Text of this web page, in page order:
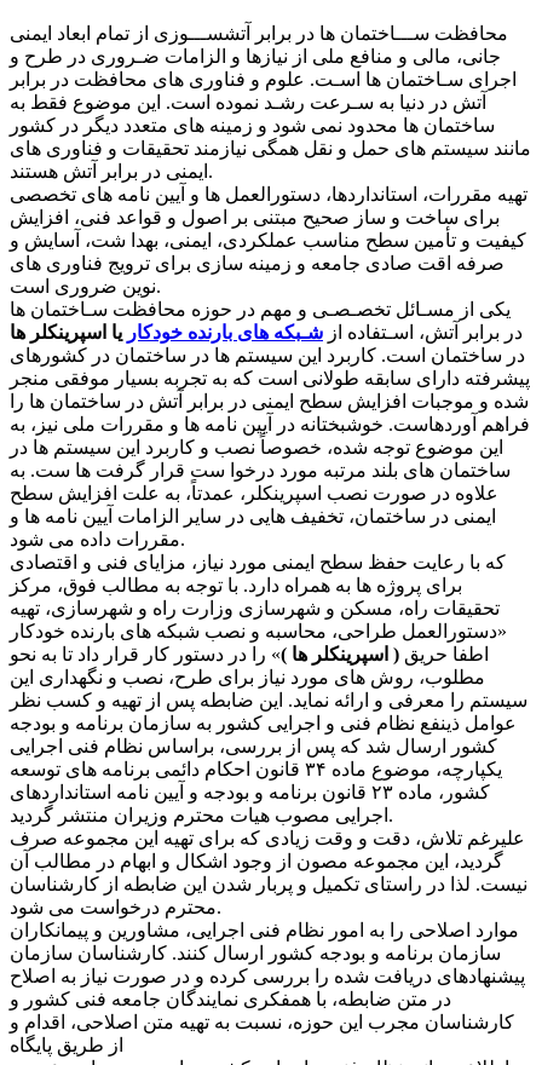
محافظت ســـاختمان ها در برابر آتشســـوزی از تمام ابعاد ایمنی
جانی، مالی و منافع ملی از نیازها و الزامات ضـروری در طرح و
اجرای سـاختمان ها اسـت. علوم و فناوری های محافظت در برابر
آتش در دنیا به سـرعت رشـد نموده است. این موضوع فقط به
ساختمان ها محدود نمی شود و زمینه های متعدد دیگر در کشور
مانند سیستم های حمل و نقل همگی نیازمند تحقیقات و فناوری های
ایمنی در برابر آتش هستند.
تهیه مقررات، استانداردها، دستورالعمل ها و آیین نامه های تخصصی
برای ساخت و ساز صحیح مبتنی بر اصول و قواعد فنی، افزایش
کیفیت و تأمین سطح مناسب عملکردی، ایمنی، بهدا شت، آسایش و
صرفه اقت صادی جامعه و زمینه سازی برای ترویج فناوری های
نوین ضروری است.
یکی از مسـائل تخصـصـی و مهم در حوزه محافظت سـاختمان ها
در برابر آتش، اسـتفاده از شـبکه های بارنده خودکار یا اسپرینکلر ها
در ساختمان است. کاربرد این سیستم ها در ساختمان در کشورهای
پیشرفته دارای سابقه طولانی است که به تجربه بسیار موفقی منجر
شده و موجبات افزایش سطح ایمنی در برابر آتش در ساختمان ها را
فراهم آوردهاست. خوشبختانه در آیین نامه ها و مقررات ملی نیز، به
این موضوع توجه شده، خصوصاً نصب و کاربرد این سیستم ها در
ساختمان های بلند مرتبه مورد درخوا ست قرار گرفت ها ست. به
علاوه در صورت نصب اسپرینکلر، عمدتاً، به علت افزایش سطح
ایمنی در ساختمان، تخفیف هایی در سایر الزامات آیین نامه ها و
مقررات داده می شود.
که با رعایت حفظ سطح ایمنی مورد نیاز، مزایای فنی و اقتصادی
برای پروژه ها به همراه دارد. با توجه به مطالب فوق، مرکز
تحقیقات راه، مسکن و شهرسازی وزارت راه و شهرسازی، تهیه
«دستورالعمل طراحی، محاسبه و نصب شبکه های بارنده خودکار
اطفا حریق ( اسپرینکلر ها )» را در دستور کار قرار داد تا به نحو
مطلوب، روش های مورد نیاز برای طرح، نصب و نگهداری این
سیستم را معرفی و ارائه نماید. این ضابطه پس از تهیه و کسب نظر
عوامل ذینفع نظام فنی و اجرایی کشور به سازمان برنامه و بودجه
کشور ارسال شد که پس از بررسی، براساس نظام فنی اجرایی
یکپارچه، موضوع ماده ۳۴ قانون احکام دائمی برنامه های توسعه
کشور، ماده ۲۳ قانون برنامه و بودجه و آیین نامه استانداردهای
اجرایی مصوب هیات محترم وزیران منتشر گردید.
علیرغم تلاش، دقت و وقت زیادی که برای تهیه این مجموعه صرف
گردید، این مجموعه مصون از وجود اشکال و ابهام در مطالب آن
نیست. لذا در راستای تکمیل و پربار شدن این ضابطه از کارشناسان
محترم درخواست می شود.
موارد اصلاحی را به امور نظام فنی اجرایی، مشاورین و پیمانکاران
سازمان برنامه و بودجه کشور ارسال کنند. کارشناسان سازمان
پیشنهادهای دریافت شده را بررسی کرده و در صورت نیاز به اصلاح
در متن ضابطه، با همفکری نمایندگان جامعه فنی کشور و
کارشناسان مجرب این حوزه، نسبت به تهیه متن اصلاحی، اقدام و
از طریق پایگاه